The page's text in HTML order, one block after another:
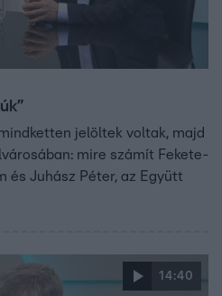
jelöltek voltak, majd
mire számít Fekete-
és Juhász Péter, az Együtt
14:40